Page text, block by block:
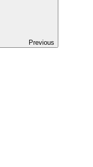
Previous